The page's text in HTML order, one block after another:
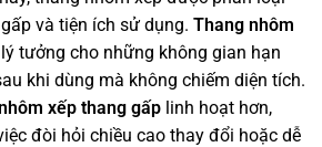
và tiện ích sử dụng. Thang nhôm
tưởng cho những không gian hạn
khi dùng mà không chiếm diện tích.
xếp thang gấp linh hoạt hơn,
đòi hỏi chiều cao thay đổi hoặc dễ